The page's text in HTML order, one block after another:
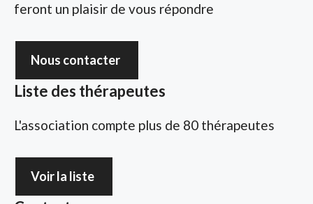
feront un plaisir de vous répondre
Nous contacter
Liste des thérapeutes
L'association compte plus de 80 thérapeutes
Voir la liste